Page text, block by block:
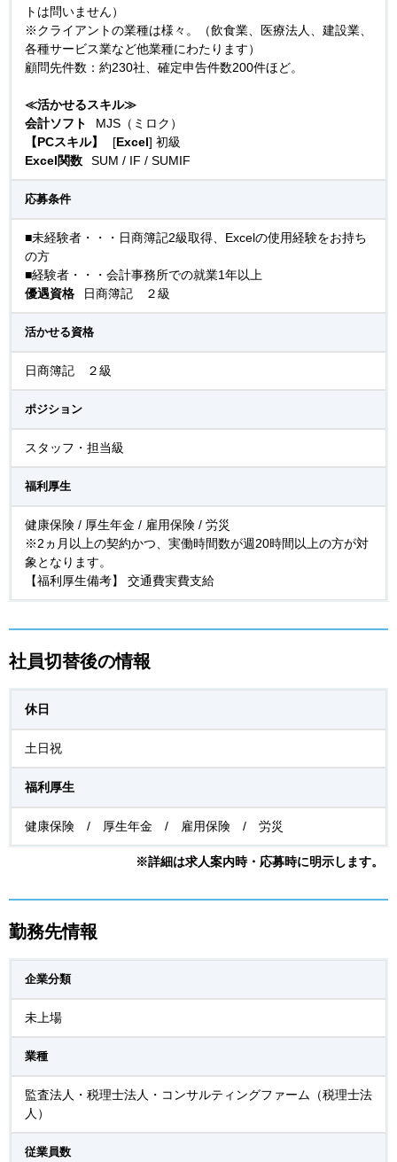
トは問いません）
※クライアントの業種は様々。（飲食業、医療法人、建設業、
各種サービス業など他業種にわたります）
顧問先件数：約230社、確定申告件数200件ほど。
≪活かせるスキル≫
会計ソフト
MJS（ミロク）
【PCスキル】
[Excel] 初級
Excel関数
SUM / IF / SUMIF
応募条件
■未経験者・・・日商簿記2級取得、Excelの使用経験をお持ち
の方
■経験者・・・会計事務所での就業1年以上
優遇資格
日商簿記 ２級
活かせる資格
日商簿記 ２級
ポジション
スタッフ・担当級
福利厚生
健康保険 / 厚生年金 / 雇用保険 / 労災
※2ヵ月以上の契約かつ、実働時間数が週20時間以上の方が対
象となります。
【福利厚生備考】 交通費実費支給
社員切替後の情報
休日
土日祝
福利厚生
健康保険 / 厚生年金 / 雇用保険 / 労災
※詳細は求人案内時・応募時に明示します。
勤務先情報
企業分類
未上場
業種
監査法人・税理士法人・コンサルティングファーム（税理士法
人）
従業員数